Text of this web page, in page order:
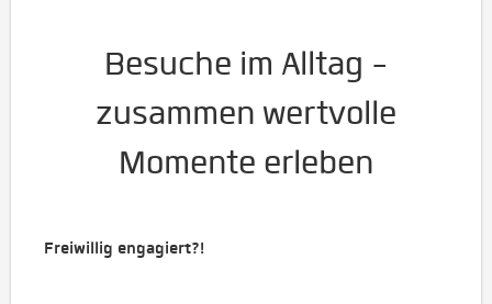
Besuche im Alltag -
zusammen wertvolle
Momente erleben
Freiwillig engagiert?!